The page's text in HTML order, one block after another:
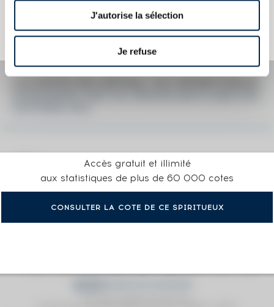
J'autorise la sélection
Je refuse
Attention, ce texte est protégé par un droit d'auteur. Il est interdit de le
l'auteur.
Accès gratuit et illimité
aux statistiques de plus de 60 000 cotes
CONSULTER LA COTE DE CE SPIRITUEUX